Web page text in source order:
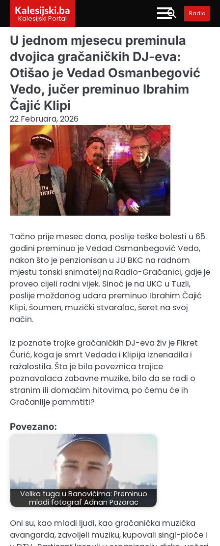
content
Kalesijski.ba
Kalesijski Portal
Radio
U jednom mjesecu preminula
dvojica gračaničkih DJ-eva:
Otišao je Vedad Osmanbegović
Vedo, jučer preminuo Ibrahim
Čajić Klipi
22 Februara, 2026
Tačno prije mesec dana, poslije teške bolesti u 65.
godini preminuo je Vedad Osmanbegović Vedo,
nakon što je penzionisan u JU BKC na radnom
mjestu tonski snimatelj na Radio-Gračanici, gdje je
proveo cijeli radni vijek. Sinoć je na UKC u Tuzli,
poslije moždanog udara preminuo Ibrahim Čajić
Klipi, šoumen, muzički stvaralac, šeret na svoj
način.
Iz poznate trojke gračaničkih DJ-eva živ je Fikret
Ćurić, koga je smrt Vedada i Klipija iznenadila i
ražalostila. Šta je bila poveznica trojice
poznavalaca zabavne muzike, bilo da se radi o
stranim ili domaćim hitovima, po čemu će ih
Gračanlije pammtiti?
Povezano:
Velika tuga u Banovićima: Preminuo
mladi fotograf Adnan Pazarac
Oni su, kao mladi ljudi, kao gračanička muzička
avangarda, zavoljeli muziku, kupovali singl-ploče i